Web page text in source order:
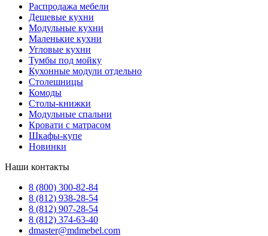
Распродажа мебели
Дешевые кухни
Модульные кухни
Маленькие кухни
Угловые кухни
Тумбы под мойку
Кухонные модули отдельно
Столешницы
Комоды
Столы-книжки
Модульные спальни
Кровати с матрасом
Шкафы-купе
Новинки
Наши контакты
8 (800) 300-82-84
8 (812) 938-28-54
8 (812) 907-28-54
8 (812) 374-63-40
dmaster@mdmebel.com